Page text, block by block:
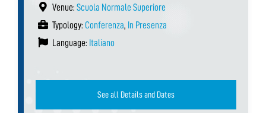
Venue: Scuola Normale Superiore
Typology: Conferenza, In Presenza
Language: Italiano
See all Details and Dates